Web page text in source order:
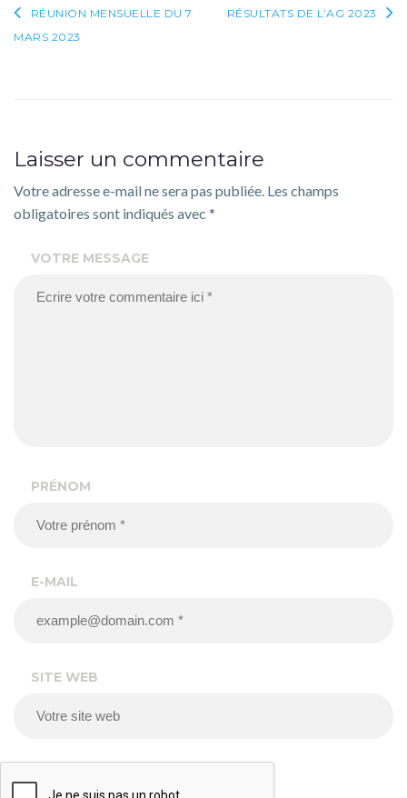
Navigation
de
RÉUNION MENSUELLE DU 7
MARS 2023
RÉSULTATS DE L’AG 2023
Laisser un commentaire
Votre adresse e-mail ne sera pas publiée. Les champs
obligatoires sont indiqués avec *
VOTRE MESSAGE
PRÉNOM
E-MAIL
SITE WEB